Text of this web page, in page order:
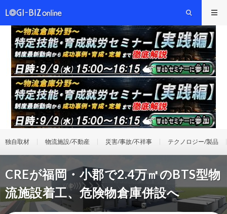
独自取材 物流施設/不動産 災害/事故/不祥事 テクノロジー/製品
CREが福岡・小郡で2.4万㎡のBTS型物
流施設着工、危険物倉庫併設へ